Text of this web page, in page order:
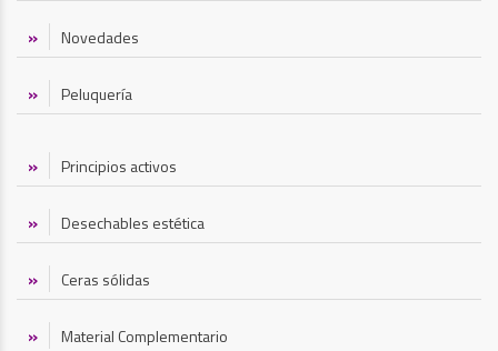
Novedades
Peluquería
Principios activos
Desechables estética
Ceras sólidas
Material Complementario